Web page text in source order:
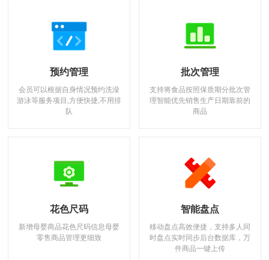
预约管理
会员可以根据自身情况预约洗澡
游泳等服务项目,方便快捷,不用排
队
批次管理
支持将食品按照保质期分批次管
理智能优先销售生产日期靠前的
商品
花色尺码
新增母婴商品花色尺码信息母婴
零售商品管理更细致
智能盘点
移动盘点高效便捷，支持多人同
时盘点实时同步后台数据库，万
件商品一键上传